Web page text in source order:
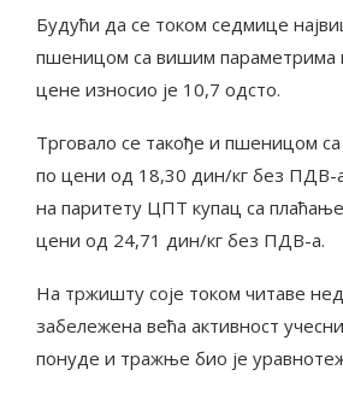
Будући да се током седмице
пшеницом са вишим параметрима
цене износио је 10,7 одсто.
Трговало се такође и пшеницом
по цени од 18,30 дин/кг без ПДВ-
на паритету ЦПТ купац са
цени од 24,71 дин/кг без ПДВ-а.
На тржишту соје током читаве
забележена већа активност
понуде и тражње био је